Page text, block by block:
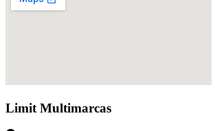
Limit Multimarcas